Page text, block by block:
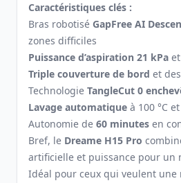
Caractéristiques clés :
Bras robotisé GapFree AI
zones difficiles
Puissance d’aspiration 21 kPa
Triple couverture de bord et
Technologie TangleCut 0
Lavage automatique à 100 °C
Autonomie de 60 minutes en
Bref, le Dreame H15 Pro
artificielle et puissance pour un
Idéal pour ceux qui veulent une